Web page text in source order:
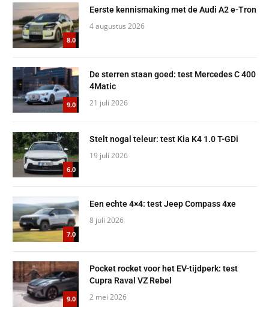
8.0
Eerste kennismaking met de Audi A2 e-Tron
4 augustus 2026
9.0
De sterren staan goed: test Mercedes C 400
4Matic
21 juli 2026
6.0
Stelt nogal teleur: test Kia K4 1.0 T-GDi
19 juli 2026
7.0
Een echte 4×4: test Jeep Compass 4xe
8 juli 2026
9.0
Pocket rocket voor het EV-tijdperk: test
Cupra Raval VZ Rebel
2 mei 2026